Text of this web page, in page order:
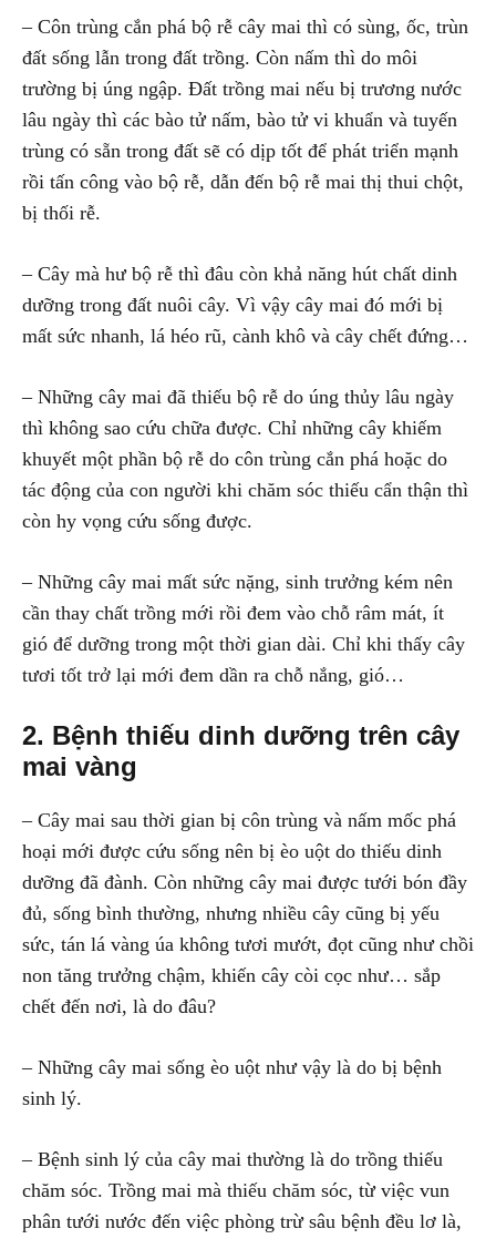
– Côn trùng cắn phá bộ rễ cây mai thì có sùng, ốc, trùn
đất sống lẫn trong đất trồng. Còn nấm thì do môi
trường bị úng ngập. Đất trồng mai nếu bị trương nước
lâu ngày thì các bào tử nấm, bào tử vi khuẩn và tuyến
trùng có sẵn trong đất sẽ có dịp tốt để phát triển mạnh
rồi tấn công vào bộ rễ, dẫn đến bộ rễ mai thị thui chột,
bị thối rễ.
– Cây mà hư bộ rễ thì đâu còn khả năng hút chất dinh
dưỡng trong đất nuôi cây. Vì vậy cây mai đó mới bị
mất sức nhanh, lá héo rũ, cành khô và cây chết đứng…
– Những cây mai đã thiếu bộ rễ do úng thủy lâu ngày
thì không sao cứu chữa được. Chỉ những cây khiếm
khuyết một phần bộ rễ do côn trùng cắn phá hoặc do
tác động của con người khi chăm sóc thiếu cẩn thận thì
còn hy vọng cứu sống được.
– Những cây mai mất sức nặng, sinh trưởng kém nên
cần thay chất trồng mới rồi đem vào chỗ râm mát, ít
gió để dưỡng trong một thời gian dài. Chỉ khi thấy cây
tươi tốt trở lại mới đem dần ra chỗ nắng, gió…
2. Bệnh thiếu dinh dưỡng trên cây
mai vàng
– Cây mai sau thời gian bị côn trùng và nấm mốc phá
hoại mới được cứu sống nên bị èo uột do thiếu dinh
dưỡng đã đành. Còn những cây mai được tưới bón đầy
đủ, sống bình thường, nhưng nhiều cây cũng bị yếu
sức, tán lá vàng úa không tươi mướt, đọt cũng như chồi
non tăng trưởng chậm, khiến cây còi cọc như… sắp
chết đến nơi, là do đâu?
– Những cây mai sống èo uột như vậy là do bị bệnh
sinh lý.
– Bệnh sinh lý của cây mai thường là do trồng thiếu
chăm sóc. Trồng mai mà thiếu chăm sóc, từ việc vun
phân tưới nước đến việc phòng trừ sâu bệnh đều lơ là,